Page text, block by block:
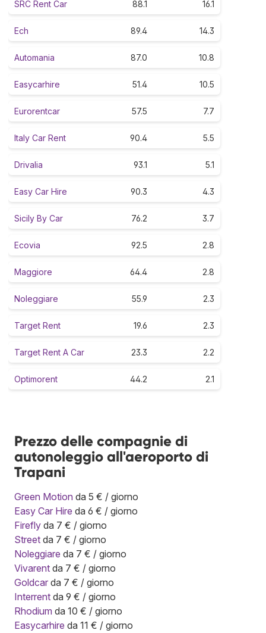
SRC Rent Car 88.1 16.1
Ech 89.4 14.3
Automania 87.0 10.8
Easycarhire 51.4 10.5
Eurorentcar 57.5 7.7
Italy Car Rent 90.4 5.5
Drivalia 93.1 5.1
Easy Car Hire 90.3 4.3
Sicily By Car 76.2 3.7
Ecovia 92.5 2.8
Maggiore 64.4 2.8
Noleggiare 55.9 2.3
Target Rent 19.6 2.3
Target Rent A Car 23.3 2.2
Optimorent 44.2 2.1
Prezzo delle compagnie di
autonoleggio all'aeroporto di
Trapani
Green Motion da 5 € / giorno
Easy Car Hire da 6 € / giorno
Firefly da 7 € / giorno
Street da 7 € / giorno
Noleggiare da 7 € / giorno
Vivarent da 7 € / giorno
Goldcar da 7 € / giorno
Interrent da 9 € / giorno
Rhodium da 10 € / giorno
Easycarhire da 11 € / giorno